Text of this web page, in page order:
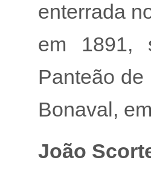
enterrada
em 1891,
Panteão
Bonaval,
João